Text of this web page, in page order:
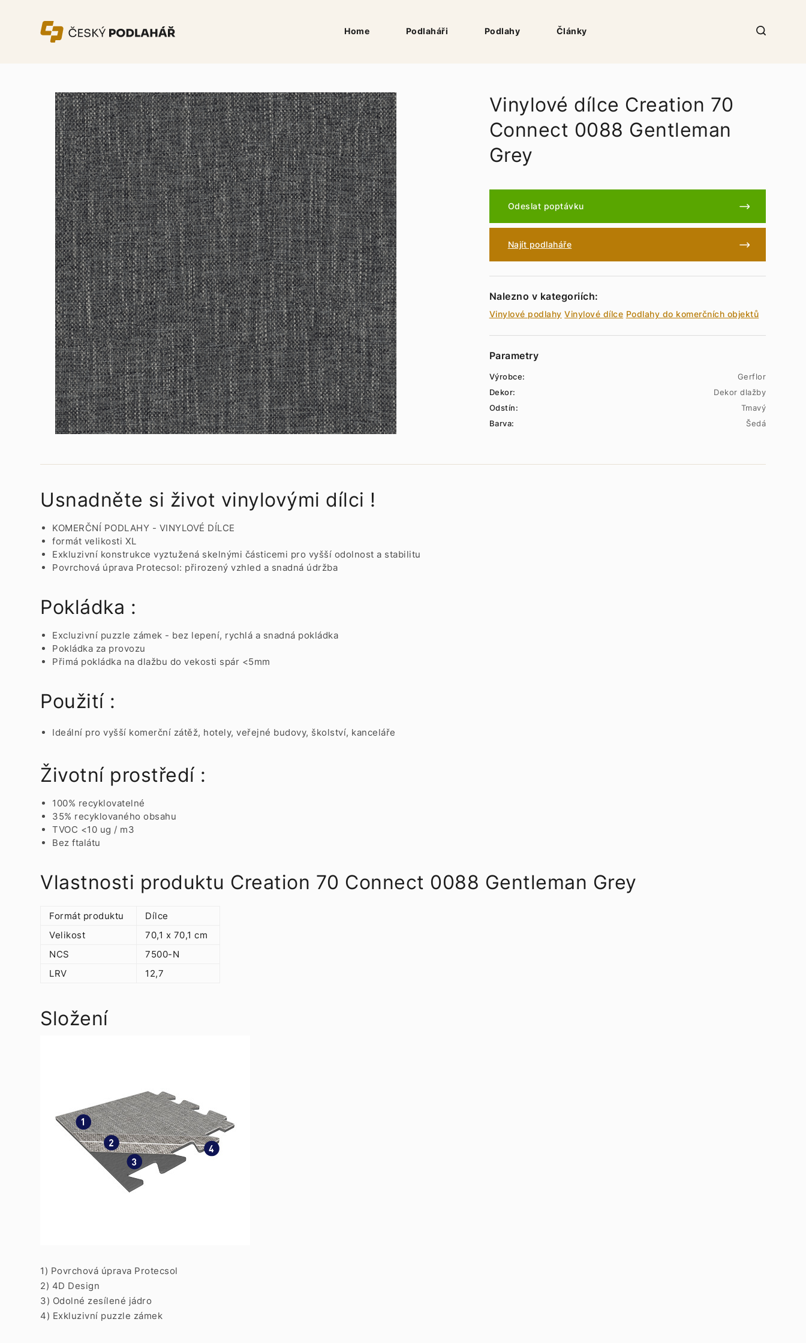
Home Podlaháři Podlahy Články
Vinylové dílce Creation 70
Connect 0088 Gentleman
Grey
Odeslat poptávku
Najít podlaháře
Nalezno v kategoriích:
Vinylové podlahy Vinylové dílce Podlahy do komerčních objektů
Parametry
Výrobce:
Gerflor
Dekor:
Dekor dlažby
Odstín:
Tmavý
Barva:
Šedá
Usnadněte si život vinylovými dílci !
KOMERČNÍ PODLAHY - VINYLOVÉ DÍLCE
formát velikosti XL
Exkluzivní konstrukce vyztužená skelnými částicemi pro vyšší odolnost a stabilitu
Povrchová úprava Protecsol: přirozený vzhled a snadná údržba
Pokládka :
Excluzivní puzzle zámek - bez lepení, rychlá a snadná pokládka
Pokládka za provozu
Přimá pokládka na dlažbu do vekosti spár <5mm
Použití :
Ideální pro vyšší komerční zátěž, hotely, veřejné budovy, školství, kanceláře
Životní prostředí :
100% recyklovatelné
35% recyklovaného obsahu
TVOC <10 ug / m3
Bez ftalátu
Vlastnosti produktu Creation 70 Connect 0088 Gentleman Grey
Formát produktu
Dílce
Velikost
70,1 x 70,1 cm
NCS
7500-N
LRV
12,7
Složení
1) Povrchová úprava Protecsol
2) 4D Design
3) Odolné zesílené jádro
4) Exkluzivní puzzle zámek